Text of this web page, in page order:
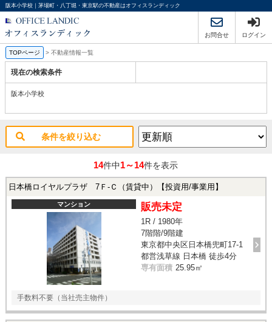
阪本小学校｜茅場町・八丁堀・東京駅の不動産はオフィスランディック
お問合せ ログイン
TOPページ > 不動産情報一覧
現在の検索条件
阪本小学校
条件を絞り込む
14件中1～14件を表示
日本橋ロイヤルプラザ 7Ｆ-Ｃ（賃貸中）【投資用/事業用】
マンション 販売未定
1R / 1980年
7階階/9階建
東京都中央区日本橋兜町17-1
都営浅草線 日本橋 徒歩4分
専有面積 25.95㎡
手数料不要（当社売主物件）